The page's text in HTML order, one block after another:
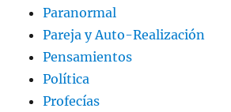
Paranormal
Pareja y Auto-Realización
Pensamientos
Política
Profecías